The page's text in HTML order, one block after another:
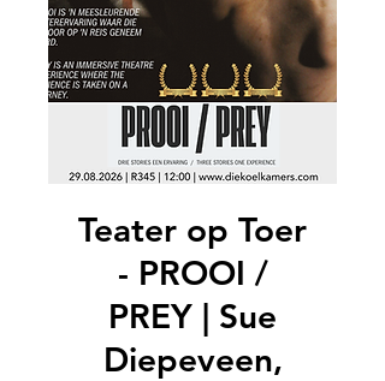
Teater op Toer
- PROOI /
PREY | Sue
Diepeveen,